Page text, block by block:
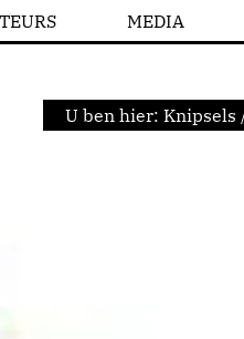
MEDIA
U ben hier: Knipsels